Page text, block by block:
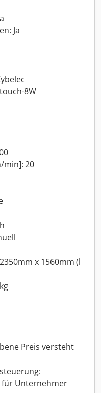
Ja
8W
min]: 20
x 1560mm (l
Preis versteht
Unternehmer